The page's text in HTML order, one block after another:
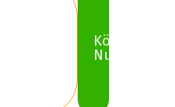
Köp
Nu